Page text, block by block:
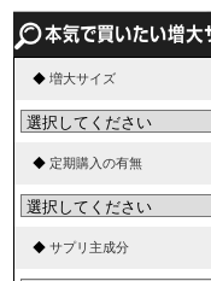
◆ 増大サイズ
◆ 定期購入の有無
◆ サプリ主成分